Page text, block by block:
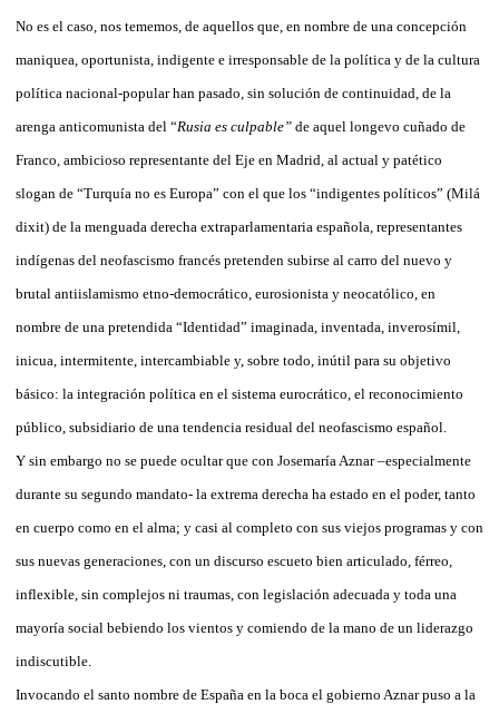
No es el caso, nos tememos, de aquellos que, en nombre de una concepción
maniquea, oportunista, indigente e irresponsable de la política y de la cultura
política nacional-popular han pasado, sin solución de continuidad, de la
arenga anticomunista del “Rusia es culpable” de aquel longevo cuñado de
Franco, ambicioso representante del Eje en Madrid, al actual y patético
slogan de “Turquía no es Europa” con el que los “indigentes políticos” (Milá
dixit) de la menguada derecha extraparlamentaria española, representantes
indígenas del neofascismo francés pretenden subirse al carro del nuevo y
brutal antiislamismo etno-democrático, eurosionista y neocatólico, en
nombre de una pretendida “Identidad” imaginada, inventada, inverosímil,
inicua, intermitente, intercambiable y, sobre todo, inútil para su objetivo
básico: la integración política en el sistema eurocrático, el reconocimiento
público, subsidiario de una tendencia residual del neofascismo español.
Y sin embargo no se puede ocultar que con Josemaría Aznar –especialmente
durante su segundo mandato- la extrema derecha ha estado en el poder, tanto
en cuerpo como en el alma; y casi al completo con sus viejos programas y con
sus nuevas generaciones, con un discurso escueto bien articulado, férreo,
inflexible, sin complejos ni traumas, con legislación adecuada y toda una
mayoría social bebiendo los vientos y comiendo de la mano de un liderazgo
indiscutible.
Invocando el santo nombre de España en la boca el gobierno Aznar puso a la